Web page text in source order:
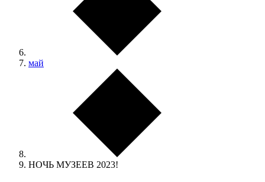
май
НОЧЬ МУЗЕЕВ 2023!